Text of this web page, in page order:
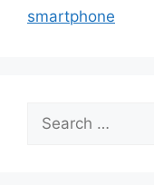
smartphone
Search
for: